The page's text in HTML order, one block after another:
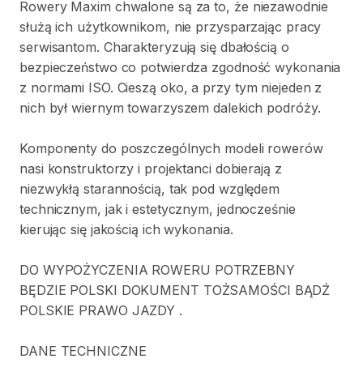
Rowery Maxim chwalone są za to​,​ że niezawodnie
służą ich użytkownikom​,​ nie przysparzając pracy
serwisantom. Charakteryzują się dbałością o
bezpieczeństwo co potwierdza zgodność wykonania
z normami ISO. Cieszą oko​,​ a przy tym niejeden z
nich był wiernym towarzyszem dalekich podróży.
Komponenty do poszczególnych modeli rowerów
nasi konstruktorzy i projektanci dobierają z
niezwykłą starannością​,​ tak pod względem
technicznym​,​ jak i estetycznym​,​ jednocześnie
kierując się jakością ich wykonania.
DO WYPOŻYCZENIA ROWERU POTRZEBNY
BĘDZIE POLSKI DOKUMENT TOŻSAMOŚCI BĄDŹ
POLSKIE PRAWO JAZDY .
DANE TECHNICZNE